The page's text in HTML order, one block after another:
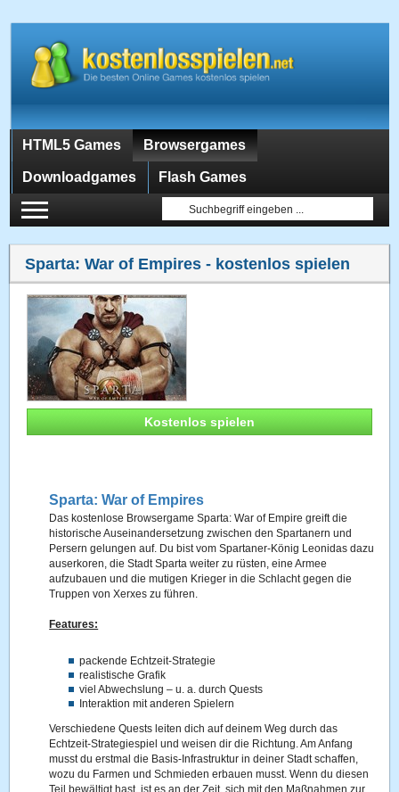
HTML5 Games Browsergames
Downloadgames Flash Games
Sparta: War of Empires - kostenlos spielen
Kostenlos spielen
Sparta: War of Empires
Das kostenlose Browsergame Sparta: War of Empire greift die
historische Auseinandersetzung zwischen den Spartanern und
Persern gelungen auf. Du bist vom Spartaner-König Leonidas dazu
auserkoren, die Stadt Sparta weiter zu rüsten, eine Armee
aufzubauen und die mutigen Krieger in die Schlacht gegen die
Truppen von Xerxes zu führen.
Features:
packende Echtzeit-Strategie
realistische Grafik
viel Abwechslung – u. a. durch Quests
Interaktion mit anderen Spielern
Verschiedene Quests leiten dich auf deinem Weg durch das
Echtzeit-Strategiespiel und weisen dir die Richtung. Am Anfang
musst du erstmal die Basis-Infrastruktur in deiner Stadt schaffen,
wozu du Farmen und Schmieden erbauen musst. Wenn du diesen
Teil bewältigt hast, ist es an der Zeit, sich mit den Maßnahmen zur